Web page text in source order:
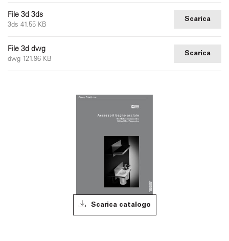
File 3d 3ds
3ds 41.55 KB
Scarica
File 3d dwg
dwg 121.96 KB
Scarica
Scarica catalogo